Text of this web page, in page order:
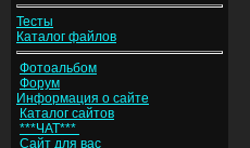
Тесты
Каталог файлов
Фотоальбом
Форум
Информация о сайте
Каталог сайтов
***ЧАТ***
Сайт для вас